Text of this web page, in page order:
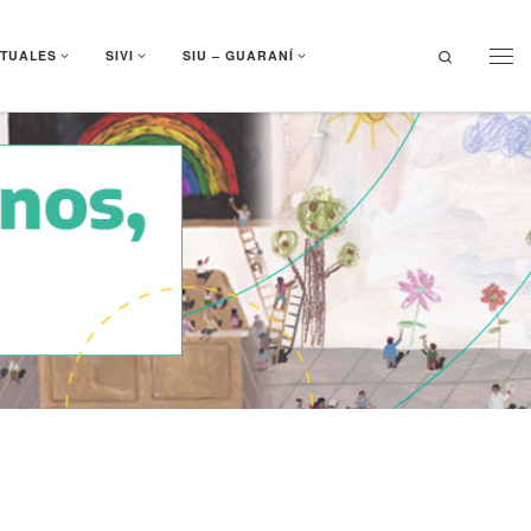
SIVI SIU – GUARANÍ
Search